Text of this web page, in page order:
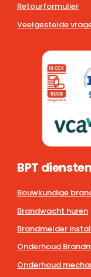
Retourformulier
Veelgestelde
BPT diensten
Bouwkundige
Brandwacht huren
Brandmelder
Onderhoud
Onderhoud